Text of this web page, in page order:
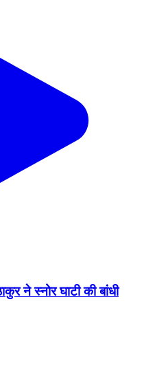
ने स्नोर घाटी की बांधी